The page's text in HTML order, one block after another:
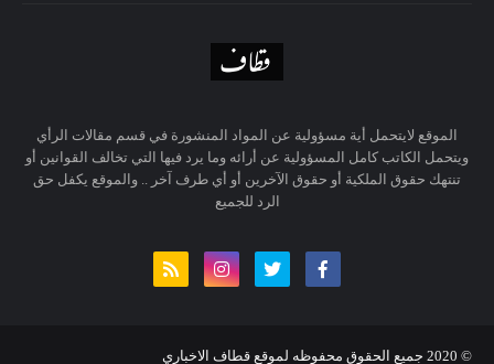
الموقع لايتحمل أية مسؤولية عن المواد المنشورة في قسم مقالات الرأي
ويتحمل الكاتب كامل المسؤولية عن أرائه وما يرد فيها التي تخالف القوانين أو
تنتهك حقوق الملكية أو حقوق الآخرين أو أي طرف آخر .. والموقع يكفل حق
الرد للجميع
© 20
20 جميع الحقوق محفوظه لموقع قطاف الاخباري